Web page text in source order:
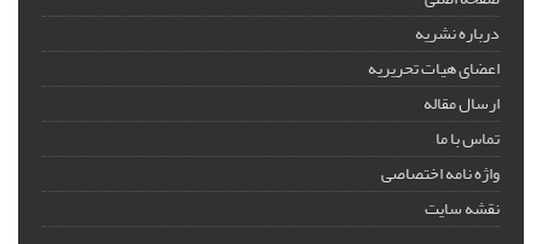
درباره نشریه
اعضای هیات تحریریه
ارسال مقاله
تماس با ما
واژه نامه اختصاصی
نقشه سایت